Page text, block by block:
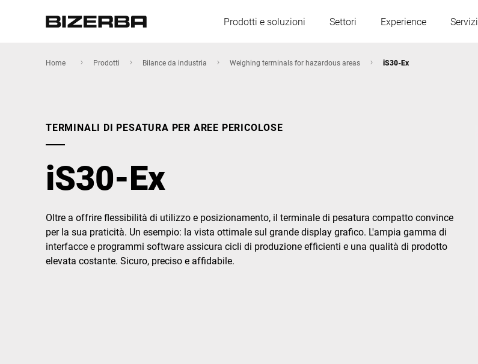
Prodotti e soluzioni Settori Experience Servizi
Polonia
Serbia
America
Asia
Australia
Home Prodotti Bilance da industria Weighing terminals for hazardous areas iS30-Ex
TERMINALI DI PESATURA PER AREE PERICOLOSE
iS30-Ex
Oltre a offrire flessibilità di utilizzo e posizionamento, il terminale di pesatura compatto convince
per la sua praticità. Un esempio: la vista ottimale sul grande display grafico. L'ampia gamma di
interfacce e programmi software assicura cicli di produzione efficienti e una qualità di prodotto
elevata costante. Sicuro, preciso e affidabile.